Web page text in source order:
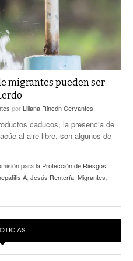
migrantes pueden ser
por Liliana Rincón Cervantes
caducos, la presencia de
al aire libre, son algunos de
para la Protección de Riesgos
A Jesús Rentería Migrantes